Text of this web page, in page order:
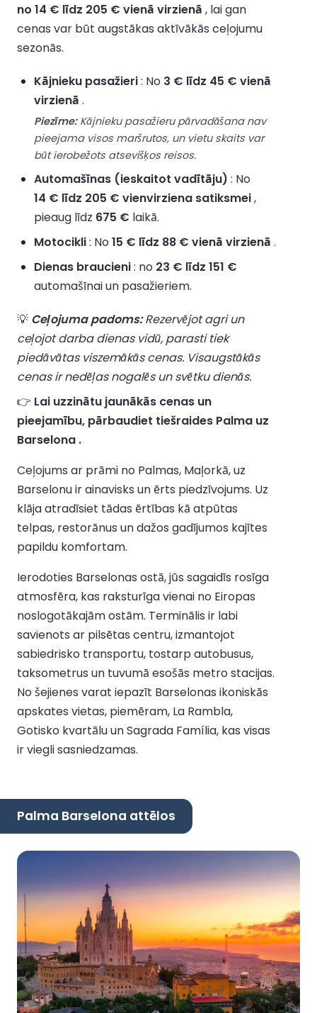
no 14 € līdz 205 € vienā virzienā , lai gan
cenas var būt augstākas aktīvākās ceļojumu
sezonās.
Kājnieku pasažieri: No 3 € līdz 45 € vienā
virzienā .
Piezīme:Kājnieku pasažieru pārvadāšana nav
pieejama visos maršrutos, un vietu skaits var
būt ierobežots atsevišķos reisos.
Automašīnas (ieskaitot vadītāju) : No
14 € līdz 205 € vienvirziena satiksmei,
pieaug līdz 675 € laikā.
Motocikli: No 15 € līdz 88 € vienā virzienā .
Dienas braucieni: no 23 € līdz 151 €
automašīnai un pasažieriem.
💡 Ceļojuma padoms:Rezervējot agri un
ceļojot darba dienas vidū, parasti tiek
piedāvātas viszemākās cenas. Visaugstākās
cenas ir nedēļas nogalēs un svētku dienās.
👉 Lai uzzinātu jaunākās cenas un
pieejamību, pārbaudiet tiešraides Palma uz
Barselona .
Ceļojums ar prāmi no Palmas, Maļorkā, uz
Barselonu ir ainavisks un ērts piedzīvojums. Uz
klāja atradīsiet tādas ērtības kā atpūtas
telpas, restorānus un dažos gadījumos kajītes
papildu komfortam.
Ierodoties Barselonas ostā, jūs sagaidīs rosīga
atmosfēra, kas raksturīga vienai no Eiropas
noslogotākajām ostām. Terminālis ir labi
savienots ar pilsētas centru, izmantojot
sabiedrisko transportu, tostarp autobusus,
taksometrus un tuvumā esošās metro stacijas.
No šejienes varat iepazīt Barselonas ikoniskās
apskates vietas, piemēram, La Rambla,
Gotisko kvartālu un Sagrada Família, kas visas
ir viegli sasniedzamas.
Palma Barselona attēlos